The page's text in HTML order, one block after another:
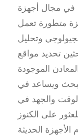
في مجال أجهزة
متطورة تعمل
وتحليل
تحديد مواقع
الموجودة
ويساعد في
والجهد في
الحديثة